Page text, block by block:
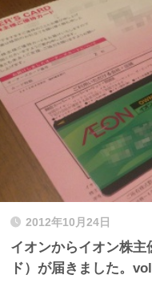
2012年10月24日
イオンからイオン株
ド）が届きました。